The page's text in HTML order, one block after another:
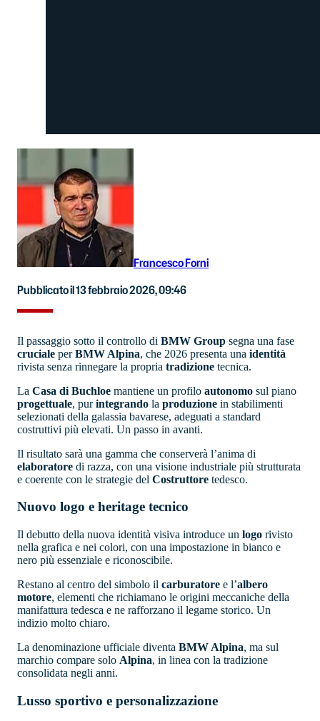
Francesco Forni
Pubblicato il 13 febbraio 2026, 09:46
Il passaggio sotto il controllo di BMW Group segna una fase
cruciale perBMW Alpina, che 2026 presenta una identità
rivista senza rinnegare la propria tradizione tecnica.
La Casa di Buchloe mantiene un profilo autonomo sul piano
progettuale, purintegrando la produzione in stabilimenti
selezionati della galassia bavarese, adeguati a standard
costruttivi più elevati. Un passo in avanti.
Il risultato sarà una gamma che conserverà l’anima di
elaboratore di razza, con una visione industriale più strutturata
e coerente con le strategie del Costruttore tedesco.
Nuovo logo e heritage tecnico
Il debutto della nuova identità visiva introduce un logo rivisto
nella grafica e nei colori, con una impostazione in bianco e
nero più essenziale e riconoscibile.
Restano al centro del simbolo il carburatore e l’albero
motore, elementi che richiamano le origini meccaniche della
manifattura tedesca e ne rafforzano il legame storico. Un
indizio molto chiaro.
La denominazione ufficiale diventa BMW Alpina, ma sul
marchio compare solo Alpina, in linea con la tradizione
consolidata negli anni.
Lusso sportivo e personalizzazione